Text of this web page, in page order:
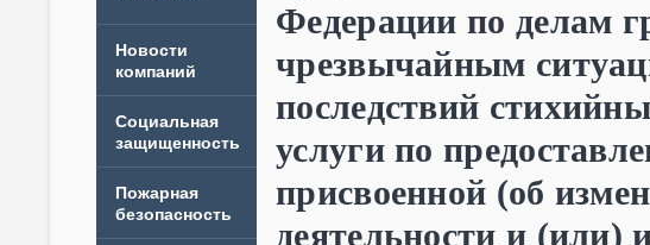
Новости
компаний
Федерации по делам
чрезвычайным
последствий
услуги по
присвоенной (об
деятельности и (или)